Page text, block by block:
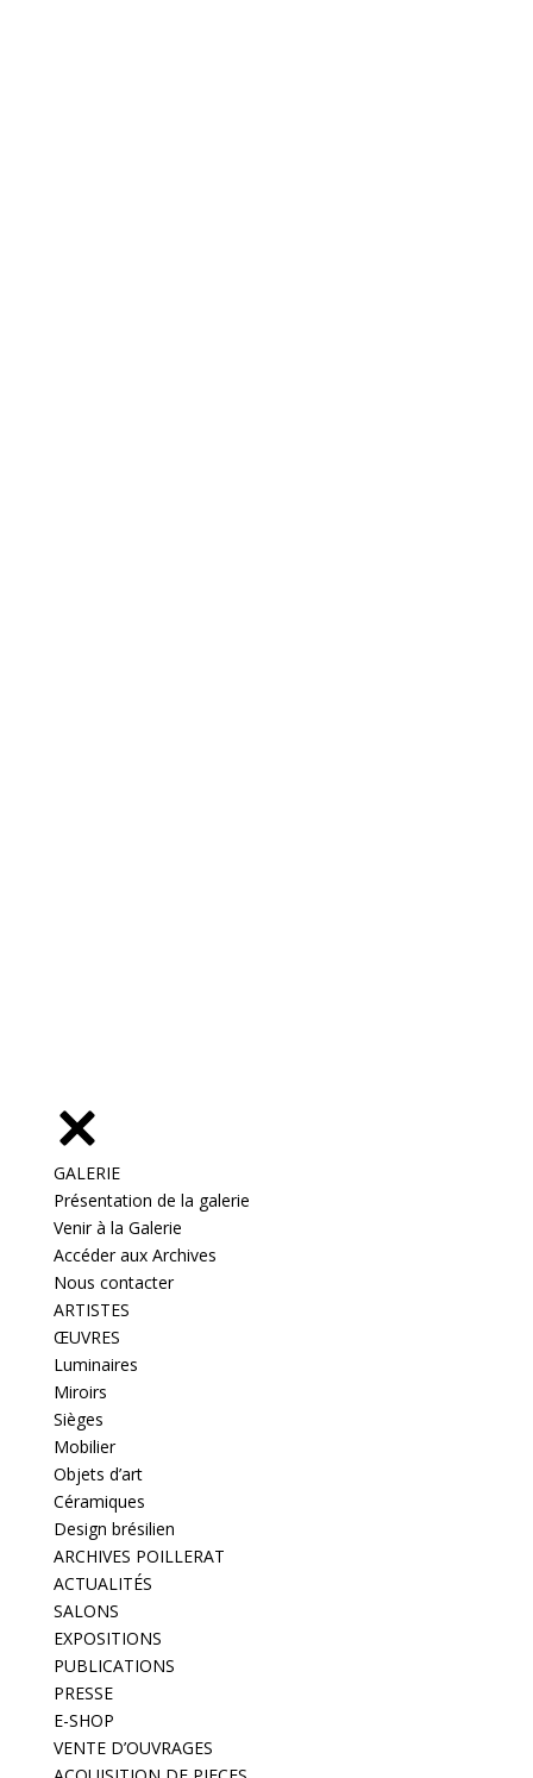
GALERIE
Présentation de la galerie
Venir à la Galerie
Accéder aux Archives
Nous contacter
ARTISTES
ŒUVRES
Luminaires
Miroirs
Sièges
Mobilier
Objets d’art
Céramiques
Design brésilien
ARCHIVES POILLERAT
ACTUALITÉS
SALONS
EXPOSITIONS
PUBLICATIONS
PRESSE
E-SHOP
VENTE D’OUVRAGES